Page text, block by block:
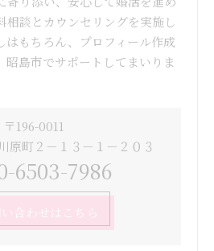
相談とカウンセリングを実施し
はもちろん、プロフィール作成
昭島市でサポートしてまいりま
〒196-0011
原町２－１３－１－２０３
6503-7986
合わせはこちら